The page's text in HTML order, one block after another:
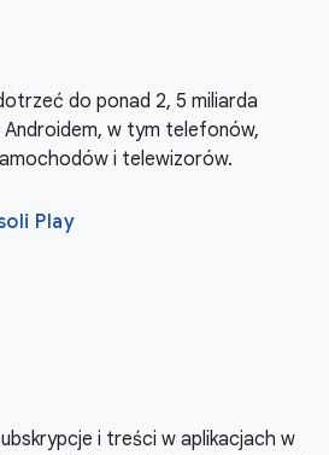
do ponad 2, 5 miliarda
w tym telefonów,
i telewizorów.
Play
i treści w aplikacjach w